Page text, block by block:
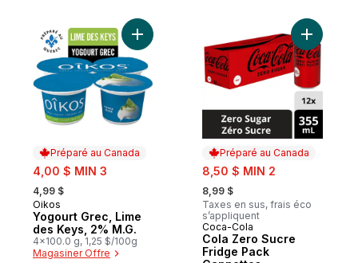
Préparé au Canada
sale:
4,00 $ MIN 3
, formerly:
4,99 $
Préparé au Canada
Oikos
Yogourt Grec, Lime
des Keys, 2% M.G.
4x100.0 g, 1,25 $/100g
Magasiner Offre
Ajouter Yogourt Grec, Lime des Keys, 2%
Préparé au Canada
sale:
8,50 $ MIN 2
, formerly:
8,99 $
Taxes en sus, frais éco
s’appliquent
Préparé au Canada
Coca-Cola
Cola Zero Sucre
Fridge Pack
Ajouter